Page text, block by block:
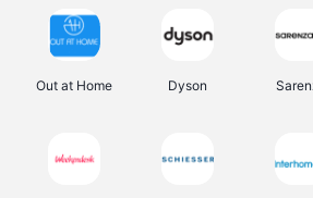
Out at Home Dyson